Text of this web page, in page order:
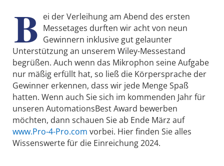
B ei der Verleihung am Abend des ersten
Messetages durften wir acht von neun
Gewinnern inklusive gut gelaunter
Unterstützung an unserem Wiley-Messestand
begrüßen. Auch wenn das Mikrophon seine Aufgabe
nur mäßig erfüllt hat, so ließ die Körpersprache der
Gewinner erkennen, dass wir jede Menge Spaß
hatten. Wenn auch Sie sich im kommenden Jahr für
unseren AutomationsBest Award bewerben
möchten, dann schauen Sie ab Ende März auf
www.Pro-4-Pro.com vorbei. Hier finden Sie alles
Wissenswerte für die Einreichung 2024.